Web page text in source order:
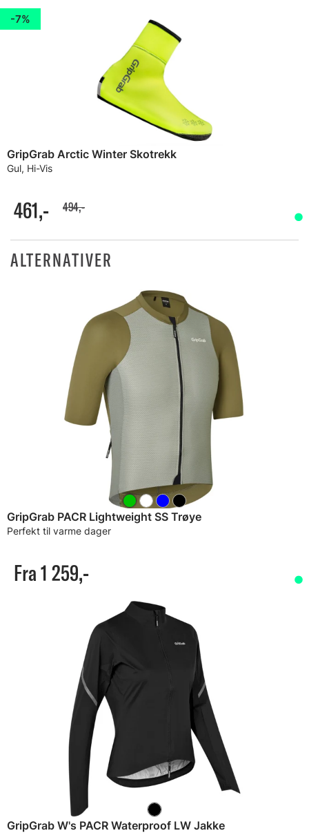
7%
GripGrab Arctic Winter Skotrekk
Gul, Hi-Vis
461,- 494,-
ALTERNATIVER
GripGrab PACR Lightweight SS Trøye
Perfekt til varme dager
Fra 1 259,-
GripGrab W's PACR Waterproof LW Jakke